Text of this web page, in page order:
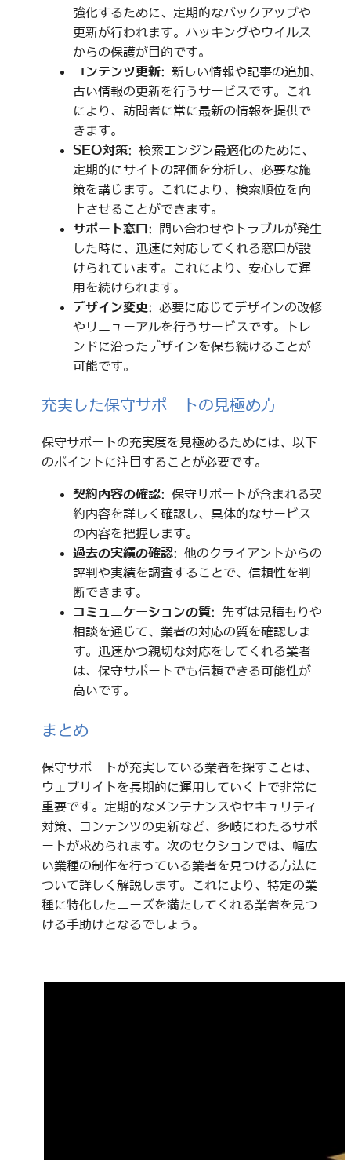
強化するために、定期的なバックアップや
更新が行われます。ハッキングやウイルス
からの保護が目的です。
コンテンツ更新: 新しい情報や記事の追加、
古い情報の更新を行うサービスです。これ
により、訪問者に常に最新の情報を提供で
きます。
SEO対策: 検索エンジン最適化のために、
定期的にサイトの評価を分析し、必要な施
策を講じます。これにより、検索順位を向
上させることができます。
サポート窓口 : 問い合わせやトラブルが発生
した時に、迅速に対応してくれる窓口が設
けられています。これにより、安心して運
用を続けられます。
デザイン変更: 必要に応じてデザインの改修
やリニューアルを行うサービスです。トレ
ンドに沿ったデザインを保ち続けることが
可能です。
充実した保守サポートの見極め方
保守サポートの充実度を見極めるためには、以下
のポイントに注目することが必要です。
契約内容の確認: 保守サポートが含まれる契
約内容を詳しく確認し、具体的なサービス
の内容を把握します。
過去の実績の確認: 他のクライアントからの
評判や実績を調査することで、信頼性を判
断できます。
コミュニケーションの質: 先ずは見積もりや
相談を通じて、業者の対応の質を確認しま
す。迅速かつ親切な対応をしてくれる業者
は、保守サポートでも信頼できる可能性が
高いです。
まとめ
保守サポートが充実している業者を探すことは、
ウェブサイトを長期的に運用していく上で非常に
重要です。定期的なメンテナンスやセキュリティ
対策、コンテンツの更新など、多岐にわたるサポ
ートが求められます。次のセクションでは、幅広
い業種の制作を行っている業者を見つける方法に
ついて詳しく解説します。これにより、特定の業
種に特化したニーズを満たしてくれる業者を見つ
ける手助けとなるでしょう。